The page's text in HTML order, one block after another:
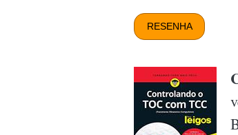
RESENHA